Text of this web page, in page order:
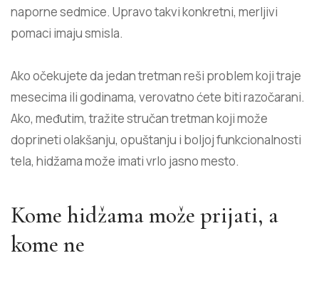
naporne sedmice. Upravo takvi konkretni, merljivi
pomaci imaju smisla.
Ako očekujete da jedan tretman reši problem koji traje
mesecima ili godinama, verovatno ćete biti razočarani.
Ako, međutim, tražite stručan tretman koji može
doprineti olakšanju, opuštanju i boljoj funkcionalnosti
tela, hidžama može imati vrlo jasno mesto.
Kome hidžama može prijati, a
kome ne